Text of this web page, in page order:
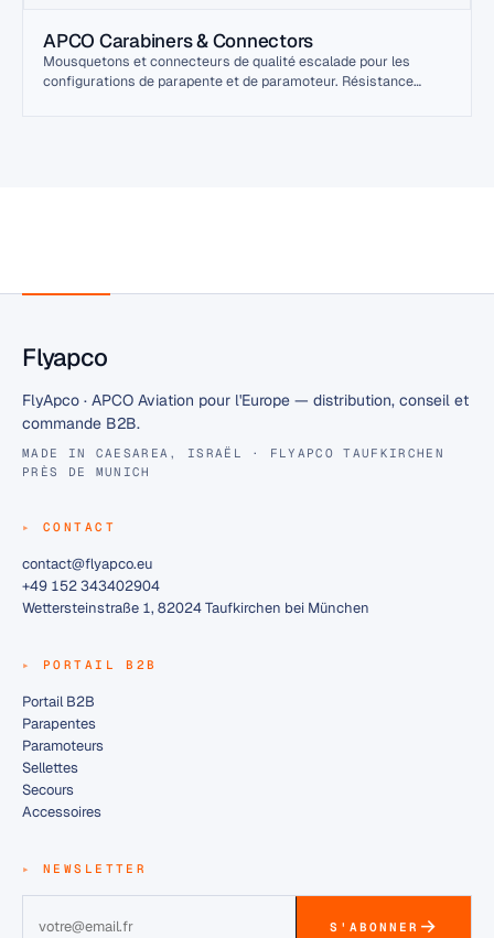
APCO Carabiners & Connectors
Mousquetons et connecteurs de qualité escalade pour les
configurations de parapente et de paramoteur. Résistance
Flyapco
FlyApco · APCO Aviation pour l'Europe — distribution, conseil et
commande B2B.
MADE IN CAESAREA, ISRAËL · FLYAPCO TAUFKIRCHEN
PRÈS DE MUNICH
CONTACT
contact@flyapco.eu
+49 152 343402904
Wettersteinstraße 1, 82024 Taufkirchen bei München
PORTAIL B2B
Portail B2B
Parapentes
Paramoteurs
Sellettes
Secours
Accessoires
NEWSLETTER
S'ABONNER